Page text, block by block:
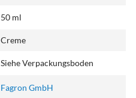
50 ml
Creme
Siehe Verpackungsboden
Fagron GmbH